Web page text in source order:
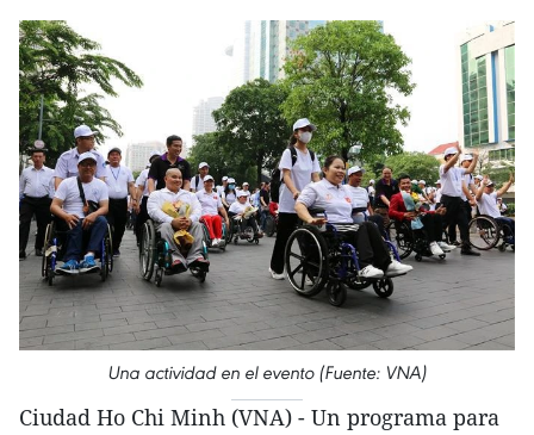
Una actividad en el evento (Fuente: VNA)
Ciudad Ho Chi Minh (VNA) - Un programa para